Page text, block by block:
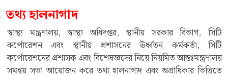
তথ্য হালনাগাদ
স্বাস্থ্য মন্ত্রণালয়, স্বাস্থ্য অধিদপ্তর, স্থানীয় সরকার বিভাগ, সিটি
কর্পোরেশন এবং স্থানীয় প্রশাসনের ঊর্ধ্বতন কর্মকর্তা, সিটি
কর্পোরেশনের প্রশাসক এবং বিশেষজ্ঞদের নিয়ে নিয়মিত আন্তঃমন্ত্রণালয়
সমন্বয় সভা আয়োজন করে তথ্য হালনাগাদ এবং অগ্রাধিকার ভিত্তিতে